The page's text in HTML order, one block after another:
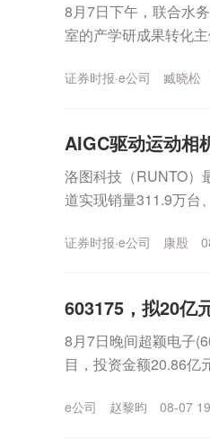
8月7日下午，联合水
室的产学研成果转化
证券时报·e公司 臧晓松
AIGC驱动运动相
洛图科技（RUNTO）
道实现销量311.9万台
证券时报·e公司 康殷
603175，拟20亿
8月7日晚间超颖电子
目，投资金额20.86亿
e公司 赵黎昀 08-07